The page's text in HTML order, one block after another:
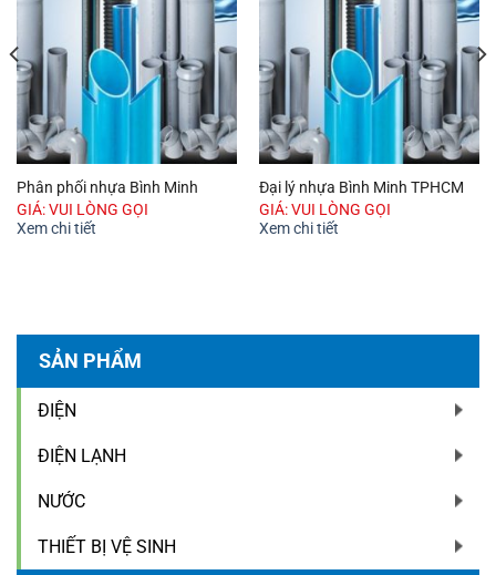
SẢN PHẨM
ĐIỆN
ĐIỆN LẠNH
NƯỚC
THIẾT BỊ VỆ SINH
Phân phối nhựa Bình Minh
GIÁ: VUI LÒNG GỌI
Xem chi tiết
Đại lý nhựa Bình Minh TPHCM
GIÁ: VUI LÒNG GỌI
Xem chi tiết